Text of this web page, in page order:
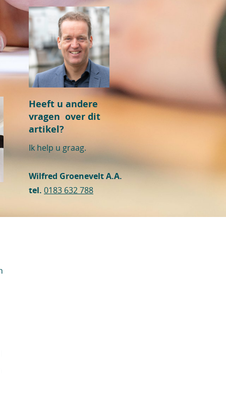
Heeft u andere
vragen over dit
artikel?
Ik help u graag.
Wilfred Groenevelt A.A.
tel. 0183 632 788